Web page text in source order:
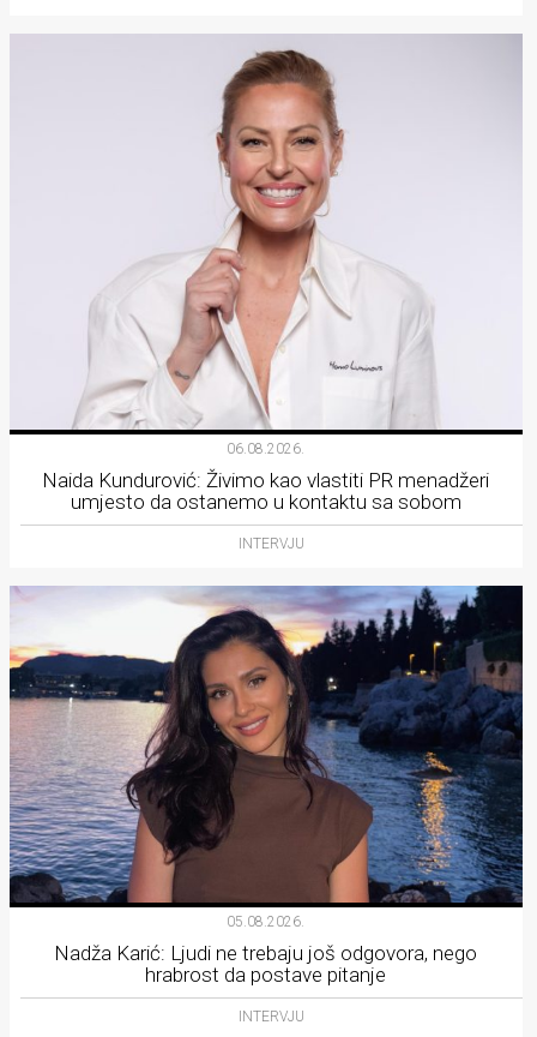
06.08.2026.
Naida Kundurović: Živimo kao vlastiti PR menadžeri
umjesto da ostanemo u kontaktu sa sobom
INTERVJU
05.08.2026.
Nadža Karić: Ljudi ne trebaju još odgovora, nego
hrabrost da postave pitanje
INTERVJU